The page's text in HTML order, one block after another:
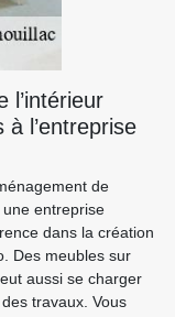
l’intérieur
à l’entreprise
de
une entreprise
dans la création
Des meubles sur
aussi se charger
travaux. Vous